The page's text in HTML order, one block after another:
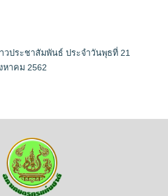
วประชาสัมพันธ์ ประจำวันพุธที่ 21
หาคม 2562